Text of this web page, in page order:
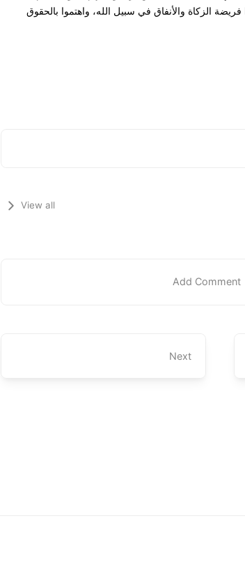
الزكاة والأنفاق في سبيل الله، واهتموا بالحقوق
View all
Next